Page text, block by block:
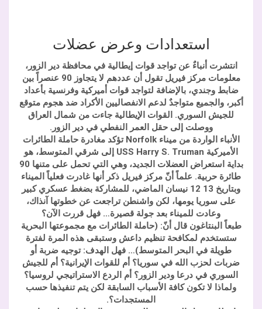
استعدادات وعرض عضلات
انتشرت أنباءٌ عن تواجد قوات إيطالية في محافظة دير الزور،
معلومات مركز فيريل تقول أن عددهم لا يتجاوز 90 عنصراً بين
ضابط وجندي، بالإضافة لتواجد قوات أميركية وفرنسية بأعداد
أكبر، والجميع متواجدٌ لدعم الانفصاليين الأكراد ضد هجوم متوقع
للجيش السوري. القوات الإيطالية جاءت من شمال العراق
ووصلت إلى حقل العمر النفطي في دير الزور.
الأنباء الواردة من ميناء Norfolk تؤكد مغادرة حاملة الطائرات
الأميركية USS Harry S. Truman إلى شرقي المتوسط، هو
بداية استعراض العضلات الجديد، وهي التي تحمل على متنها 90
طائرة حربية. علماً أنّ مركز فيريل ذكر أنها غادرت فعلياً الميناء
وبتاريخ 13 12 نيسان الماضي، للمشاركة بضغط عسكري كبير
على سوريا يومها، لكن واشنطن تراجعت عن خطوتها آنذاك،
وعادت للميناء بعد جولة قصيرة… فهل قررت الآن؟
طبعاً البنتاغون قال أنّ: (حاملة الطائرات مع مجموعتها البحرية
ستستخدم لمكافحة تنظيم داعش وستبقى هذه المرة لفترة
طويلة في البحر المتوسط)… فهل الهدف: توجيه ضربة أو
ضربات لحزب الله في سوريا؟ أم للقوات الإيرانية؟ أم للجيش
السوري في درعا ودير الزور؟ أم الردع الاستراتيجي لروسيا؟
ولماذا لا تكون كافة الأسباب السابقة لكن يتم تنفيذها حسب
المستجدات؟.